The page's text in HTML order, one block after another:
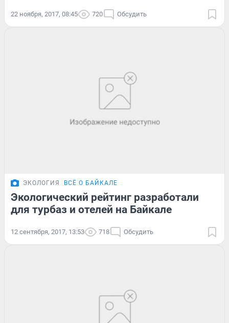
22 ноября, 2017, 08:45 720 Обсудить
ЭКОЛОГИЯ ВСЁ О БАЙКАЛЕ
Экологический рейтинг разработали
для турбаз и отелей на Байкале
12 сентября, 2017, 13:53 718 Обсудить